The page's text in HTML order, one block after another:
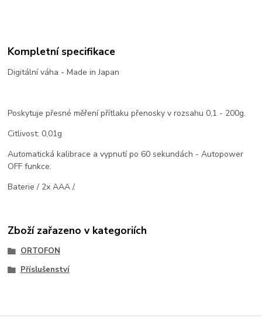
Kompletní specifikace
Digitální váha - Made in Japan
Poskytuje přesné měření přítlaku přenosky v rozsahu 0,1 - 200g.
Citlivost: 0,01g
Automatická kalibrace a vypnutí po 60 sekundách - Autopower
OFF funkce.
Baterie / 2x AAA /.
Zboží zařazeno v kategoriích
ORTOFON
Příslušenství